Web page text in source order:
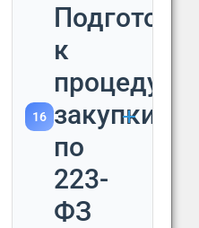
16
к
процедуре
закупки
по
223-
ФЗ